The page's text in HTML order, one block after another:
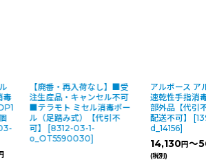
毒
【廃番・再入荷なし】■受
注生産品・キャンセル不可
■テラモト ミセル消毒ポー
ル（足踏み式）【代引不
可】
[8312-03-1-
o_OT5590030]
アルボース ア
速乾性手指消
部外品【代引
配送不可】
[
d_14156]
14,130円～
(税別)